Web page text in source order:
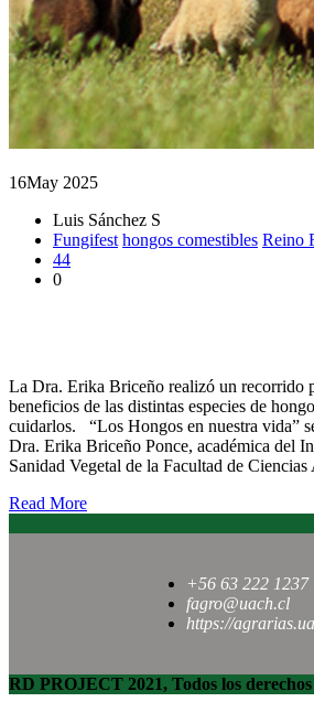
16May 2025
Luis Sánchez S
Fungifest hongos comestibles Reino
44
0
La Dra. Erika Briceño realizó un recorrido
beneficios de las distintas especies de
cuidarlos. “Los Hongos en nuestra vida”
Dra. Erika Briceño Ponce, académica del
Sanidad Vegetal de la Facultad de
Read More
+56 63 222 1237
fagro@uach.cl
https://
RD PROJECT 2021, Todos los